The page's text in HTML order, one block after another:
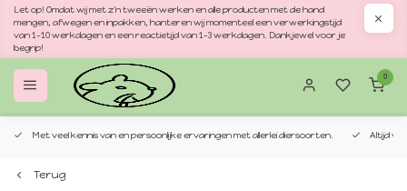
Let op! Omdat wij met z'n tweeën werken en alle producten met de hand
mengen, afwegen en inpakken, hanteren wij momenteel een verwerkingstijd
van 1–10 werkdagen en een reactietijd van 1–3 werkdagen. Dankjewel voor je
begrip!
0
Met veel kennis van en persoonlijke ervaringen met allerlei diersoorten. Altijd
Terug